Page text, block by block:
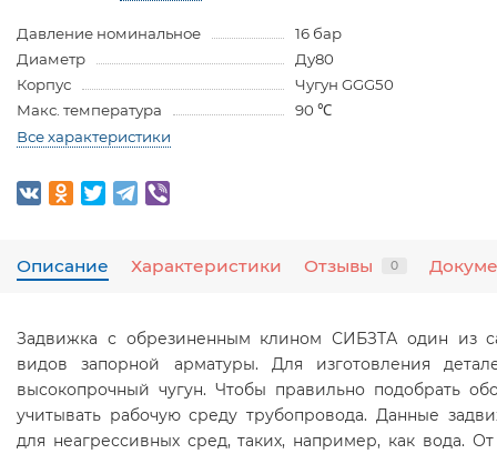
Давление номинальное
16 бар
Диаметр
Ду80
Корпус
Чугун GGG50
Макс. температура
90 ℃
Все характеристики
Описание Характеристики Отзывы 0
Задвижка с обрезиненным клином СИБЗТА один из
видов запорной арматуры. Для изготовления
высокопрочный чугун. Чтобы правильно подобрать
учитывать рабочую среду трубопровода. Данные
для неагрессивных сред, таких, например, как вода. От